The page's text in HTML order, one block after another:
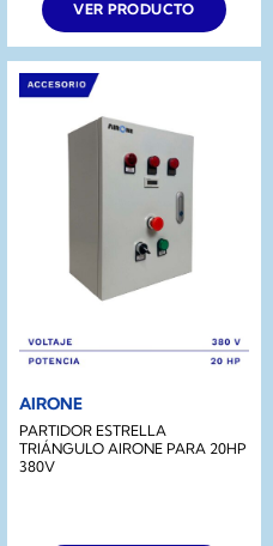
VER PRODUCTO
AIRONE
PARTIDOR ESTRELLA
TRIÁNGULO AIRONE PARA 20HP
380V